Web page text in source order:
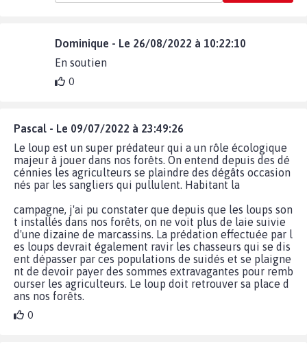
Dominique - Le 26/08/2022 à 10:22:10
En soutien
0
Pascal - Le 09/07/2022 à 23:49:26
Le loup est un super prédateur qui a un rôle écologique
majeur à jouer dans nos forêts. On entend depuis des dé
cénnies les agriculteurs se plaindre des dégâts occasion
nés par les sangliers qui pullulent. Habitant la
campagne, j'ai pu constater que depuis que les loups son
t installés dans nos forêts, on ne voit plus de laie suivie
d'une dizaine de marcassins. La prédation effectuée par l
es loups devrait également ravir les chasseurs qui se dis
ent dépasser par ces populations de suidés et se plaigne
nt de devoir payer des sommes extravagantes pour remb
ourser les agriculteurs. Le loup doit retrouver sa place d
ans nos forêts.
0